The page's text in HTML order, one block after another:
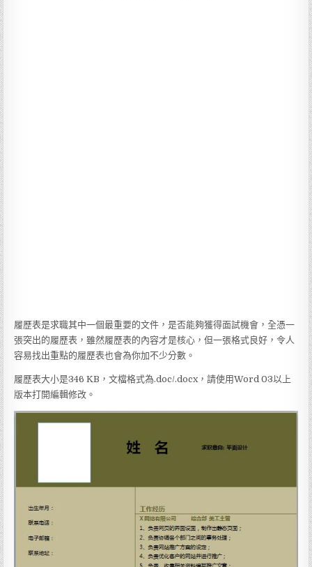
履歷表是求職其中一個最重要的文件，是否能夠獲得面試機會，全憑一
張突出的履歷表，雖然履歷表的內容才是核心，但一張格式良好，令人
容易找出重點的履歷表也會為你加不少分數。
履歷表大小是346 KB，文檔格式為.doc/.docx，請使用Word 03以上
版本打開編輯修改。